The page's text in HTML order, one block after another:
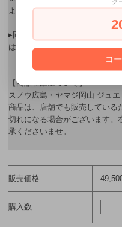
よりお申し込み下さい。
▸同シリーズにはネックレス,
はこちら→【 太 陽 シリーズ
【商品在庫について】
スノウ広島・ヤマジ岡山 ジュ
商品は、店舗でも販売している
切れになる場合がございます。
承くださいませ。
販売価格
購入数
コ